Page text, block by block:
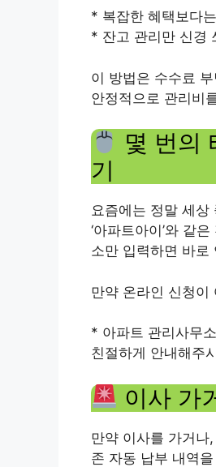
* 복잡한 혜택보다
* 잔고 관리만 신경
이 방법은 수수료
안정적으로 관리비
몇 번의
기
요즘에는 정말 세상
‘아파트아이’와 같
소만 입력하면 바로
만약 온라인 신청이
* 아파트 관리사무
친절하게 안내해주
이사 가
만약 이사를 가거나
존 자동 납부 내역